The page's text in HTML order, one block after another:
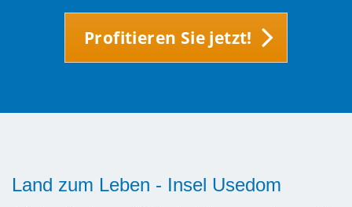
Profitieren Sie jetzt!
Land zum Leben - Insel Usedom